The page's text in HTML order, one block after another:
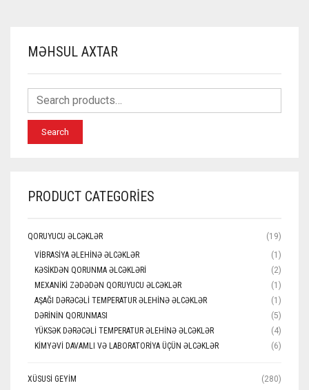
MƏHSUL AXTAR
Search
PRODUCT CATEGORIES
QORUYUCU ƏLCƏKLƏR
(19)
VIBRASIYA ƏLEHINƏ ƏLCƏKLƏR
(1)
KƏSIKDƏN QORUNMA ƏLCƏKLƏRI
(2)
MEXANIKI ZƏDƏDƏN QORUYUCU ƏLCƏKLƏR
(1)
AŞAĞI DƏRƏCƏLI TEMPERATUR ƏLEHINƏ ƏLCƏKLƏR
(1)
DƏRININ QORUNMASI
(5)
YÜKSƏK DƏRƏCƏLI TEMPERATUR ƏLEHINƏ ƏLCƏKLƏR
(4)
KIMYƏVI DAVAMLI VƏ LABORATORIYA ÜÇÜN ƏLCƏKLƏR
(6)
XÜSUSI GEYIM
(280)